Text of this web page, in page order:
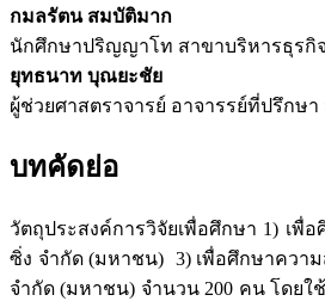
กมลรัตน สมบัติมาก
นักศึกษาปริญญาโท สาขาบริหารธุรกิ
ยุทธนาท บุณยะชัย
ผู้ช่วยศาสตราจารย์ อาจารรย์ที่ปรึกษ
บทคัดย่อ
วัตถุประสงค์การวิจัยเพื่อศึกษา 1) เ
ซิ่ง จำกัด (มหาชน) 3) เพื่อศึกษาควา
จำกัด (มหาชน) จำนวน 200 คน โดยใ